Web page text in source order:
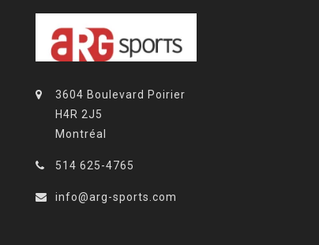
3604 Boulevard Poirier
H4R 2J5
Montréal
514 625-4765
info@arg-sports.com